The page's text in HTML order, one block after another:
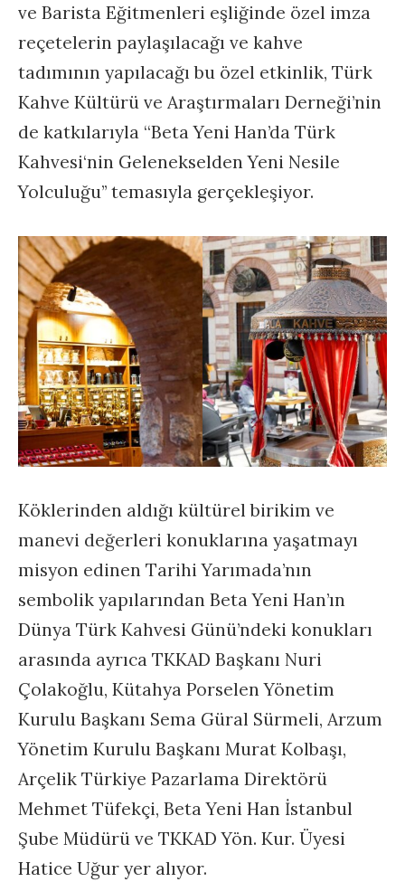
ve Barista Eğitmenleri eşliğinde özel imza
reçetelerin paylaşılacağı ve kahve
tadımının yapılacağı bu özel etkinlik, Türk
Kahve Kültürü ve Araştırmaları Derneği’nin
de katkılarıyla ‘‘Beta Yeni Han’da Türk
Kahvesi‘nin Gelenekselden Yeni Nesile
Yolculuğu’’ temasıyla gerçekleşiyor.
Köklerinden aldığı kültürel birikim ve
manevi değerleri konuklarına yaşatmayı
misyon edinen Tarihi Yarımada’nın
sembolik yapılarından Beta Yeni Han’ın
Dünya Türk Kahvesi Günü’ndeki konukları
arasında ayrıca TKKAD Başkanı Nuri
Çolakoğlu, Kütahya Porselen Yönetim
Kurulu Başkanı Sema Güral Sürmeli, Arzum
Yönetim Kurulu Başkanı Murat Kolbaşı,
Arçelik Türkiye Pazarlama Direktörü
Mehmet Tüfekçi, Beta Yeni Han İstanbul
Şube Müdürü ve TKKAD Yön. Kur. Üyesi
Hatice Uğur yer alıyor.